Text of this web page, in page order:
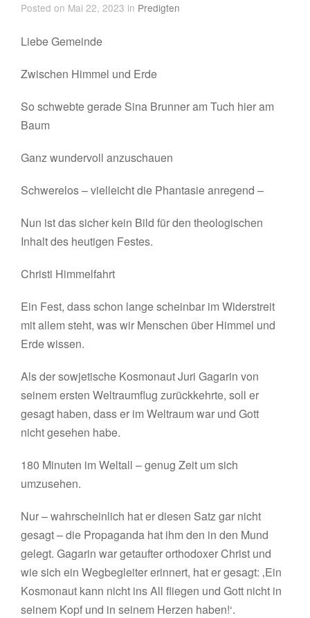
Posted on Mai 22, 2023 in Predigten
Liebe Gemeinde
Zwischen Himmel und Erde
So schwebte gerade Sina Brunner am Tuch hier am
Baum
Ganz wundervoll anzuschauen
Schwerelos – vielleicht die Phantasie anregend –
Nun ist das sicher kein Bild für den theologischen
Inhalt des heutigen Festes.
Christi Himmelfahrt
Ein Fest, dass schon lange scheinbar im Widerstreit
mit allem steht, was wir Menschen über Himmel und
Erde wissen.
Als der sowjetische Kosmonaut Juri Gagarin von
seinem ersten Weltraumflug zurückkehrte, soll er
gesagt haben, dass er im Weltraum war und Gott
nicht gesehen habe.
180 Minuten im Weltall – genug Zeit um sich
umzusehen.
Nur – wahrscheinlich hat er diesen Satz gar nicht
gesagt – die Propaganda hat ihm den in den Mund
gelegt. Gagarin war getaufter orthodoxer Christ und
wie sich ein Wegbegleiter erinnert, hat er gesagt: ‚Ein
Kosmonaut kann nicht ins All fliegen und Gott nicht in
seinem Kopf und in seinem Herzen haben!‘.